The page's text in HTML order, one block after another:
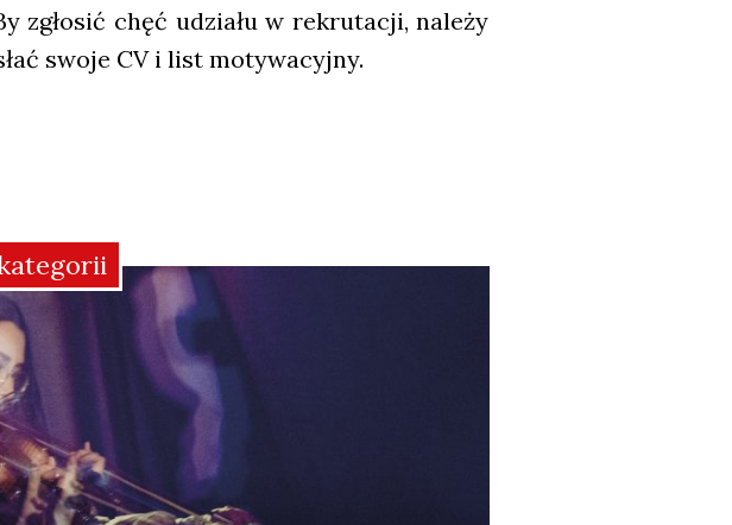
zgło­sić chęć udzia­łu w rekru­ta­cji, nale­ży
swo­je CV i list moty­wa­cyj­ny.